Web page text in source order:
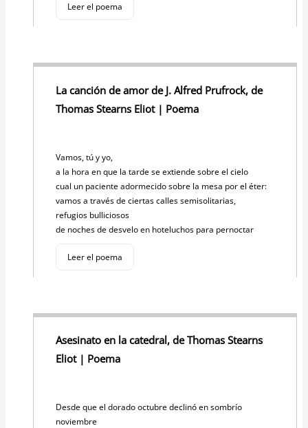
Leer el poema
La canción de amor de J. Alfred Prufrock, de
Thomas Stearns Eliot | Poema
Vamos, tú y yo,
a la hora en que la tarde se extiende sobre el cielo
cual un paciente adormecido sobre la mesa por el éter:
vamos a través de ciertas calles semisolitarias,
refugios bulliciosos
de noches de desvelo en hoteluchos para pernoctar
Leer el poema
Asesinato en la catedral, de Thomas Stearns
Eliot | Poema
Desde que el dorado octubre declinó en sombrío
noviembre